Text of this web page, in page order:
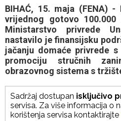
BIHAĆ, 15. maja (FENA)
vrijednog gotovo 100.000
Ministarstvo privrede
nastavilo je finansijsku
jačanju domaće privrede
promociju stručnih
obrazovnog sistema s
Sadržaj dostupan isključivo
servisa. Za više informacija o
korištenja servisa kontaktirajte